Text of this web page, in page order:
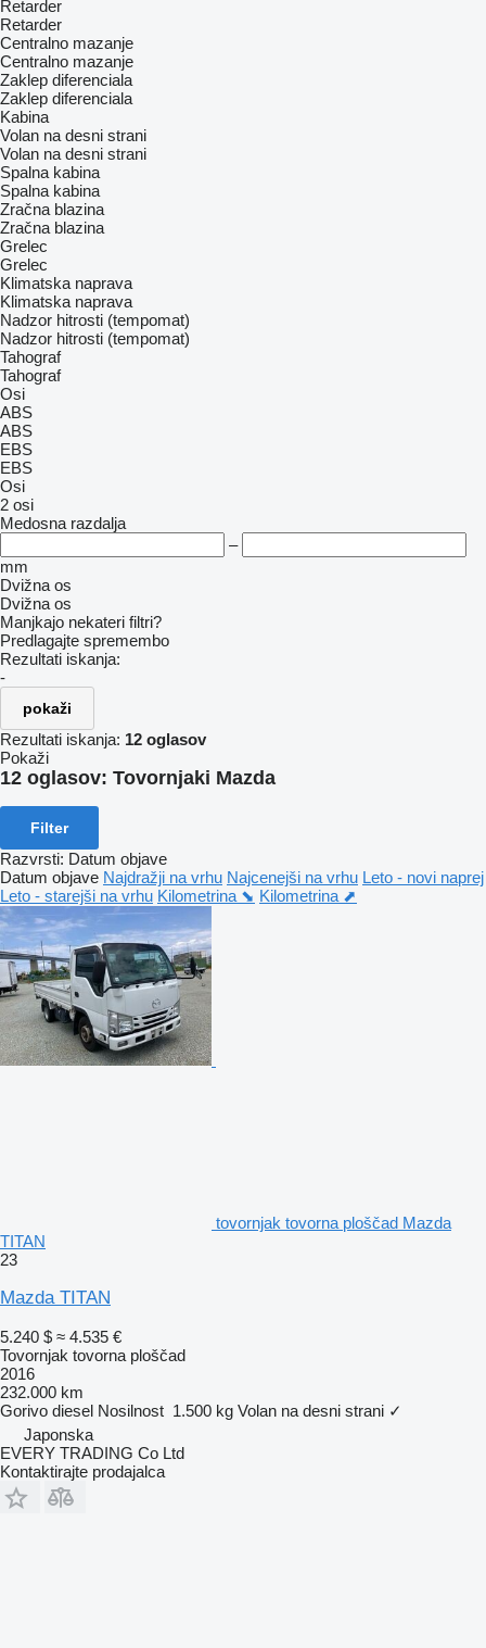
Retarder
Retarder
Centralno mazanje
Centralno mazanje
Zaklep diferenciala
Zaklep diferenciala
Kabina
Volan na desni strani
Volan na desni strani
Spalna kabina
Spalna kabina
Zračna blazina
Zračna blazina
Grelec
Grelec
Klimatska naprava
Klimatska naprava
Nadzor hitrosti (tempomat)
Nadzor hitrosti (tempomat)
Tahograf
Tahograf
Osi
ABS
ABS
EBS
EBS
Osi
2 osi
Medosna razdalja
–
mm
Dvižna os
Dvižna os
Manjkajo nekateri filtri?
Predlagajte spremembo
Rezultati iskanja:
-
pokaži
Rezultati iskanja: 12 oglasov
Pokaži
12 oglasov: Tovornjaki Mazda
Filter
Razvrsti: Datum objave
Datum objave Najdražji na vrhu Najcenejši na vrhu Leto - novi naprej
Leto - starejši na vrhu Kilometrina ⬊ Kilometrina ⬈
tovornjak tovorna ploščad Mazda
TITAN
23
Mazda TITAN
5.240 $ ≈ 4.535 €
Tovornjak tovorna ploščad
2016
232.000 km
Gorivo diesel Nosilnost 1.500 kg Volan na desni strani ✓
Japonska
EVERY TRADING Co Ltd
Kontaktirajte prodajalca